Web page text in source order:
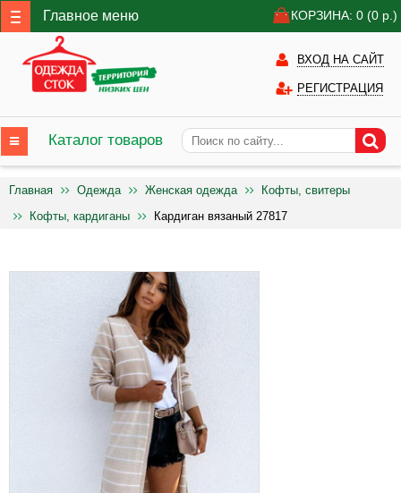
Главное меню КОРЗИНА: 0 (0 р.)
ВХОД НА САЙТ
РЕГИСТРАЦИЯ
Каталог товаров
Главная Одежда Женская одежда
Кофты, свитеры
Кофты, кардиганы
Кардиган вязаный 27817